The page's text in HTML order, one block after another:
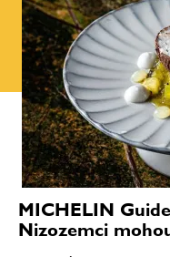
MICHELIN
Nizozemci